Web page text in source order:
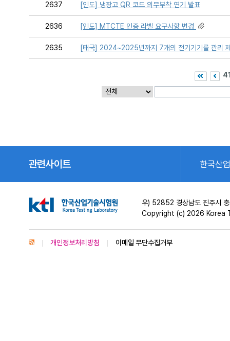
2637 [인도] 냉장고 QR 코드 의무부착 연기 발표
2636 [인도] MTCTE 인증 라벨 요구사항 변경
2635 [태국] 2024~2025년까지 7개의 전기기기를 관리
관련사이트 한국산
우) 52852 경상남도 진주시 충
Copyright (c) 2026 Korea
개인정보처리방침 이메일 무단수집거부